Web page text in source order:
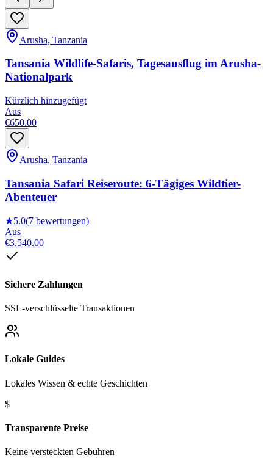
Arusha, Tanzania
Tansania Wildlife-Safaris, Tagesausflug im Arusha-
Nationalpark
Kürzlich hinzugefügt
Aus
€650.00
Arusha, Tanzania
Tansania Safari Reiseroute: 6-Tägiges Wildtier-
Abenteuer
★5.0(7 bewertungen)
Aus
€3,540.00
Sichere Zahlungen
SSL-verschlüsselte Transaktionen
Lokale Guides
Lokales Wissen & echte Geschichten
$
Transparente Preise
Keine versteckten Gebühren